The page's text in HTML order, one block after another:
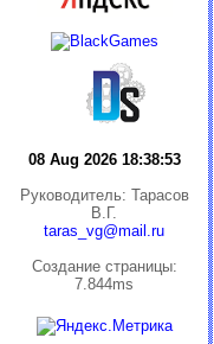
08 Aug 2026 18:38:53
Руководитель: Тарасов
В.Г.
taras_vg@mail.ru
Cоздание страницы:
7.844ms